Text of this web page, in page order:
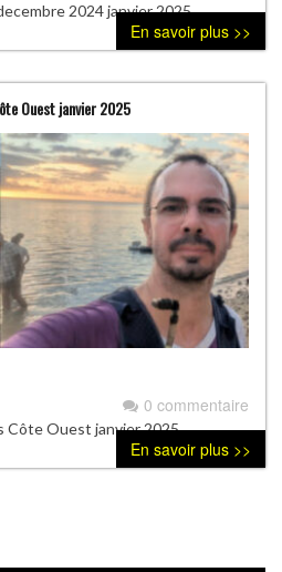
2024 janvier 2025
En savoir plus >>
Ouest janvier 2025
0 commentaire
Côte Ouest janvier 2025
En savoir plus >>